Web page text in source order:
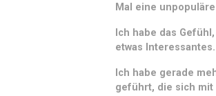
Mal eine
Ich habe das
etwas Interessantes.
Ich habe gerade
geführt, die sich mit